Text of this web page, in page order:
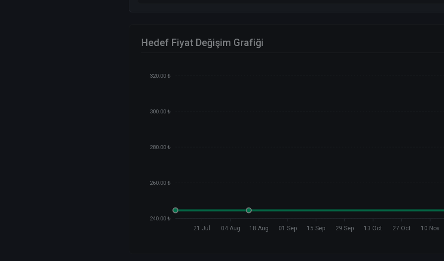
Hedef Fiyat Değişim Grafiği
320.00 ₺
300.00 ₺
280.00 ₺
260.00 ₺
240.00 ₺
21 Jul 04 Aug 18 Aug 01 Sep 15 Sep 29 Sep 13 Oct 27 Oct 10 Nov